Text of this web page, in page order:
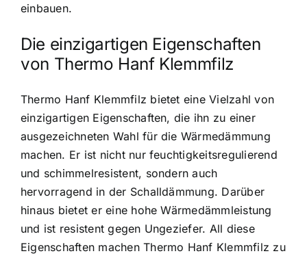
einbauen.
Die einzigartigen Eigenschaften
von Thermo Hanf Klemmfilz
Thermo Hanf Klemmfilz bietet eine Vielzahl von
einzigartigen Eigenschaften, die ihn zu einer
ausgezeichneten Wahl für die Wärmedämmung
machen. Er ist nicht nur feuchtigkeitsregulierend
und schimmelresistent, sondern auch
hervorragend in der Schalldämmung. Darüber
hinaus bietet er eine hohe Wärmedämmleistung
und ist resistent gegen Ungeziefer. All diese
Eigenschaften machen Thermo Hanf Klemmfilz zu